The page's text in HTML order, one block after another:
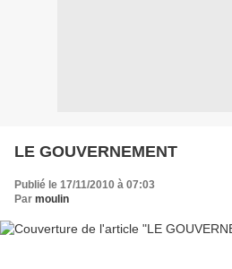
LE GOUVERNEMENT
Publié le 17/11/2010 à 07:03
Par moulin